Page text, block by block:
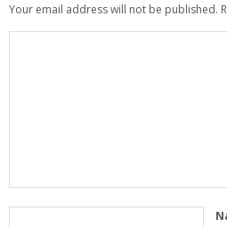
Your email address will not be published.